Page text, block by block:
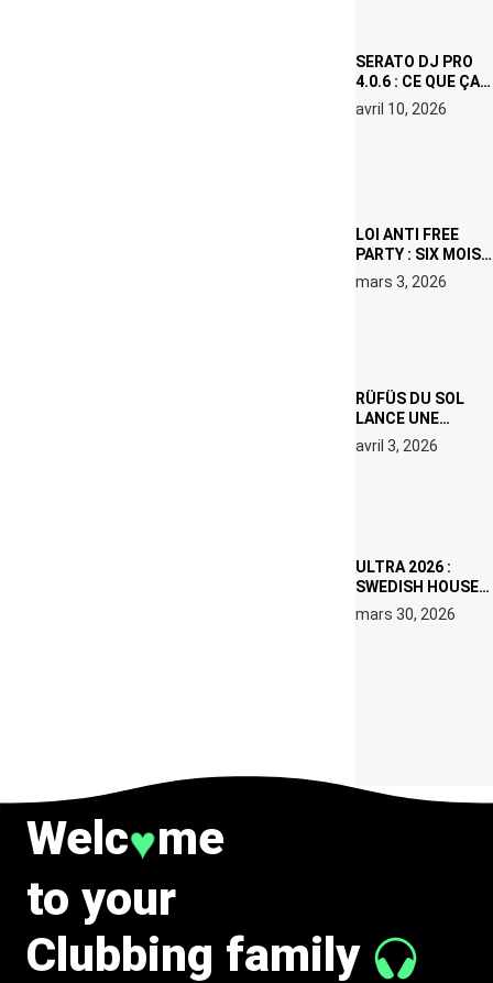
SERATO DJ PRO
4.0.6 : CE QUE ÇA
CHANGE, MÊME SI
VOUS N’ÊTES NI
avril 10, 2026
LOI ANTI FREE
PARTY : SIX MOIS
DE PRISON ET 5
000 € D’AMENDE
mars 3, 2026
RÜFÜS DU SOL
LANCE UNE
RÉSIDENCE DJ
SET DE QUATRE
avril 3, 2026
ULTRA 2026 :
SWEDISH HOUSE
MAFIA RETROUVE
ERIC PRYDZ DANS
mars 30, 2026
Welc♥me
to your
Clubbing family